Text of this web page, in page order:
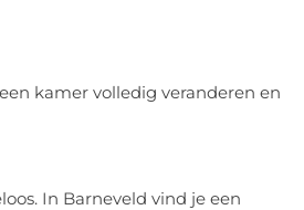
kamer volledig veranderen en
In Barneveld vind je een